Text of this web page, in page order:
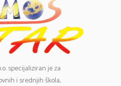
specijaliziran je za
i srednjih škola,